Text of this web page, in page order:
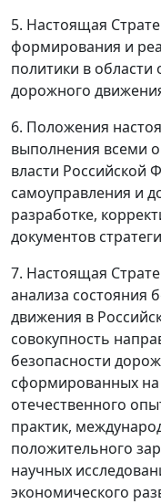
5. Настоящая
формирования и
политики в области
дорожного
6. Положения
выполнения всеми
власти Российской
самоуправления и
разработке,
документов
7. Настоящая
анализа состояния
движения в
совокупность
безопасности
сформированных на
отечественного
практик,
положительного
научных
экономического